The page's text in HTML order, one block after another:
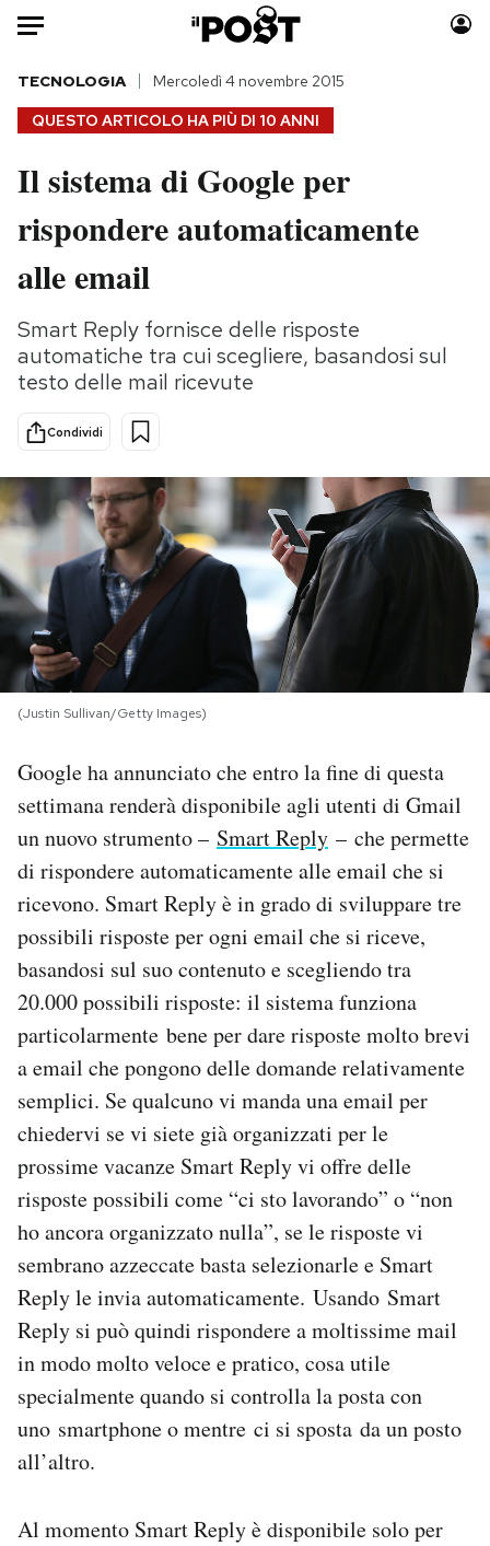
Auto
HOME
Italia
Politica
Tecnologia
Scienza
Cultura
Sport
Moda
Consumismi
Media
Europa
PODCAST
NEWSLETTER
I MIEI PREFERITI
AREA PERSONALE
Area Personale
Newsletter
Notifiche mobile
Regala il Post
QUESTO ARTICOLO HA PIÙ DI 10 ANNI
TECNOLOGIA Mercoledì 4 novembre 2015
Il sistema di Google per
rispondere automaticamente
alle email
Smart Reply fornisce delle risposte
automatiche tra cui scegliere, basandosi sul
testo delle mail ricevute
Condividi
(Justin Sullivan/Getty Images)
Google ha annunciato che entro la fine di questa
settimana renderà disponibile agli utenti di Gmail
un nuovo strumento – Smart Reply – che permette
di rispondere automaticamente alle email che si
ricevono. Smart Reply è in grado di sviluppare tre
possibili risposte per ogni email che si riceve,
basandosi sul suo contenuto e scegliendo tra
20.000 possibili risposte: il sistema funziona
particolarmente bene per dare risposte molto brevi
a email che pongono delle domande relativamente
semplici. Se qualcuno vi manda una email per
chiedervi se vi siete già organizzati per le
prossime vacanze Smart Reply vi offre delle
risposte possibili come “ci sto lavorando” o “non
ho ancora organizzato nulla”, se le risposte vi
sembrano azzeccate basta selezionarle e Smart
Reply le invia automaticamente. Usando Smart
Reply si può quindi rispondere a moltissime mail
in modo molto veloce e pratico, cosa utile
specialmente quando si controlla la posta con
uno smartphone o mentre ci si sposta da un posto
all’altro.
Al momento Smart Reply è disponibile solo per